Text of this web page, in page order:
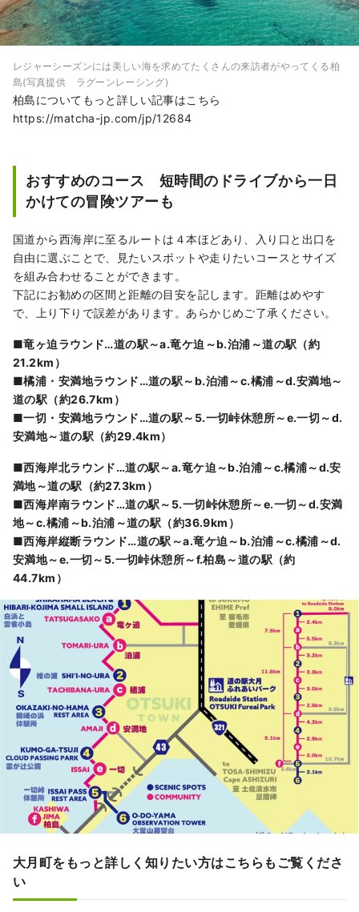
レジャーシーズンには美しい海を求めてたくさんの来訪者がやってくる柏
島(写真提供 ラグーンレーシング)
柏島についてもっと詳しい記事はこちら
https://matcha-jp.com/jp/12684
おすすめのコース 短時間のドライブから一日
かけての冒険ツアーも
国道から西海岸に至るルートは４本ほどあり、入り口と出口を
自由に選ぶことで、見たいスポットや走りたいコースとサイズ
を組み合わせることができます。
下記にお勧めの区間と距離の目安を記します。距離はめやす
で、上り下りで誤差があります。あらかじめご了承ください。
■竜ヶ迫ラウンド…道の駅～a.竜ケ迫～b.泊浦～道の駅（約
21.2km）
■橘浦・安満地ラウンド…道の駅～b.泊浦～c.橘浦～d.安満地～
道の駅（約26.7km）
■一切・安満地ラウンド…道の駅～5.一切峠休憩所～e.一切～d.
安満地～道の駅（約29.4km）
■西海岸北ラウンド…道の駅～a.竜ケ迫～b.泊浦～c.橘浦～d.安
満地～道の駅 （約27.3km）
■西海岸南ラウンド…道の駅～5.一切峠休憩所～e.一切～d.安満
地～c.橘浦～b.泊浦～道の駅 （約36.9km）
■西海岸縦断ラウンド…道の駅～a.竜ケ迫～b.泊浦～c.橘浦～d.
安満地～e.一切～5.一切峠休憩所～f.柏島～道の駅 （約
44.7km）
大月町をもっと詳しく知りたい方はこちらもご覧くださ
い